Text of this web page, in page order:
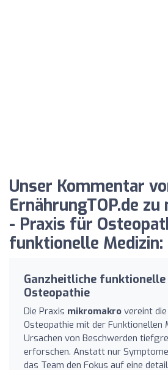
Unser Kommentar
ErnährungTOP.de
- Praxis für
funktionelle Medizin:
Ganzheitliche funktionelle
Osteopathie
Die Praxis mikromakro vereint
Osteopathie mit der Funktionellen
Ursachen von Beschwerden
erforschen. Anstatt nur
das Team den Fokus auf eine